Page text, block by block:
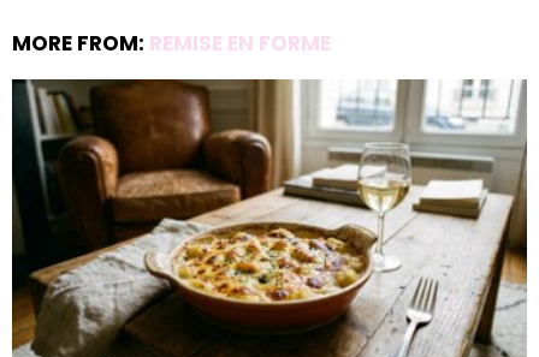
MORE FROM: REMISE EN FORME